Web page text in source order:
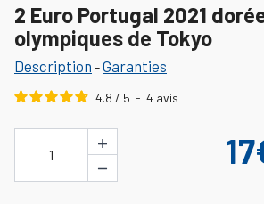
2 Euro Portugal 2021
olympiques de Tokyo
Description -Garanties
4.8 / 5 - 4 avis
1
+
−